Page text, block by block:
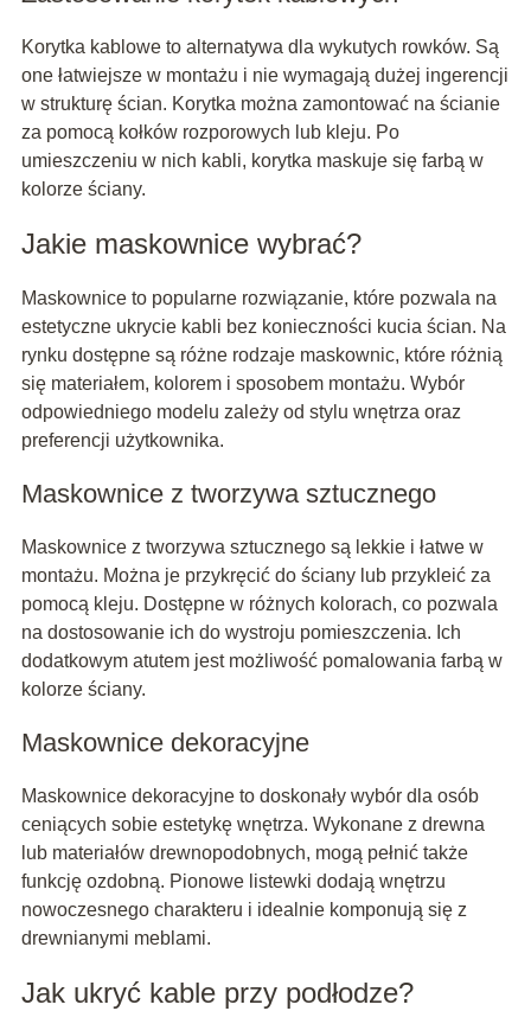
Korytka kablowe to alternatywa dla wykutych rowków. Są
one łatwiejsze w montażu i nie wymagają dużej ingerencji
w strukturę ścian. Korytka można zamontować na ścianie
za pomocą kołków rozporowych lub kleju. Po
umieszczeniu w nich kabli, korytka maskuje się farbą w
kolorze ściany.
Jakie maskownice wybrać?
Maskownice to popularne rozwiązanie, które pozwala na
estetyczne ukrycie kabli bez konieczności kucia ścian. Na
rynku dostępne są różne rodzaje maskownic, które różnią
się materiałem, kolorem i sposobem montażu. Wybór
odpowiedniego modelu zależy od stylu wnętrza oraz
preferencji użytkownika.
Maskownice z tworzywa sztucznego
Maskownice z tworzywa sztucznego są lekkie i łatwe w
montażu. Można je przykręcić do ściany lub przykleić za
pomocą kleju. Dostępne w różnych kolorach, co pozwala
na dostosowanie ich do wystroju pomieszczenia. Ich
dodatkowym atutem jest możliwość pomalowania farbą w
kolorze ściany.
Maskownice dekoracyjne
Maskownice dekoracyjne to doskonały wybór dla osób
ceniących sobie estetykę wnętrza. Wykonane z drewna
lub materiałów drewnopodobnych, mogą pełnić także
funkcję ozdobną. Pionowe listewki dodają wnętrzu
nowoczesnego charakteru i idealnie komponują się z
drewnianymi meblami.
Jak ukryć kable przy podłodze?